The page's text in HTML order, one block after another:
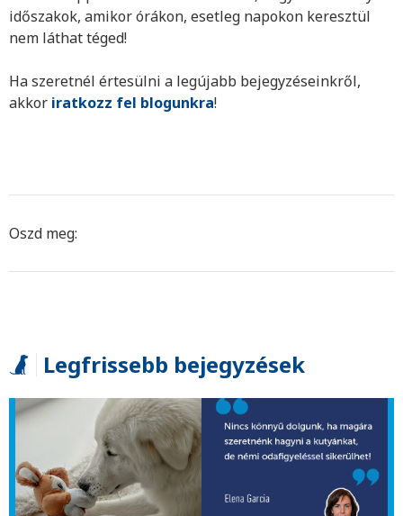
időszakok, amikor órákon, esetleg napokon keresztül
nem láthat téged!
Ha szeretnél értesülni a legújabb bejegyzéseinkről,
akkor iratkozz fel blogunkra!
Oszd meg:
Legfrissebb bejegyzések